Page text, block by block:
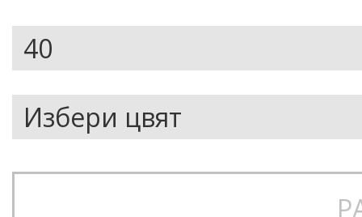
силует, създаден за
ежедневния streetwear
Основни
Горна част от велур и
класически Dunk стил